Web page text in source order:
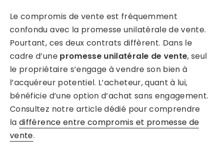
Le compromis de vente est fréquemment
confondu avec la promesse unilatérale de vente.
Pourtant, ces deux contrats diffèrent. Dans le
cadre d’une promesse unilatérale de vente, seul
le propriétaire s’engage à vendre son bien à
l’acquéreur potentiel. L’acheteur, quant à lui,
bénéficie d’une option d’achat sans engagement.
Consultez notre article dédié pour comprendre
ladifférence entre compromis et promesse de
vente.